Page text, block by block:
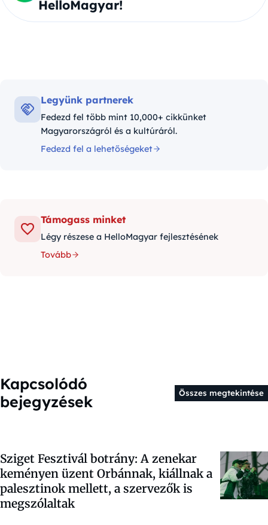
HelloMagyar!
Legyünk partnerek
Fedezd fel több mint 10,000+ cikkünket
Magyarországról és a kultúráról.
Fedezd fel a lehetőségeket
Támogass minket
Légy részese a HelloMagyar fejlesztésének
Tovább
Kapcsolódó
bejegyzések
Összes megtekintése
Sziget Fesztivál botrány: A zenekar
keményen üzent Orbánnak, kiállnak a
palesztinok mellett, a szervezők is
megszólaltak